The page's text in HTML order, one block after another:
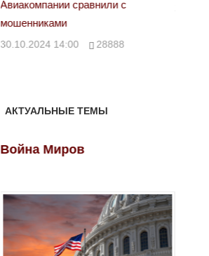
29.10.2024 09:00 39623
АКТУАЛЬНЫЕ ТЕМЫ
Война Миров